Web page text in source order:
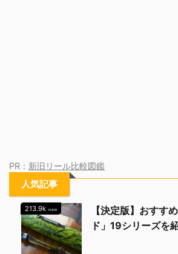
PR： 新旧リール比較図鑑
人気記事
213.9k view
【決定版】おすす
ド」19シリーズを